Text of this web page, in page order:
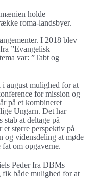
holde
roma-landsbyer.
I 2018 blev
”Evangelisk
var: ”Tabt og
august mulighed for at
for mission og
på et kombineret
Ungarn. Det har
at deltage på
et større perspektiv på
og vidensdeling at møde
fat om opgaverne.
Peder fra DBMs
fik både mulighed for at